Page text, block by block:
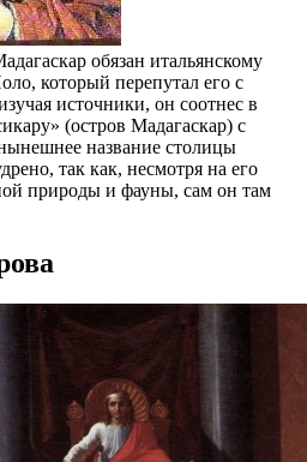
обязан итальянскому
который перепутал его с
источники, он соотнес в
(остров Мадагаскар) с
название столицы
так как, несмотря на его
природы и фауны, сам он там